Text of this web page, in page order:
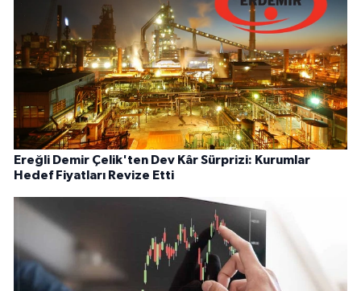
Ereğli Demir Çelik'ten Dev Kâr Sürprizi: Kurumlar
Hedef Fiyatları Revize Etti